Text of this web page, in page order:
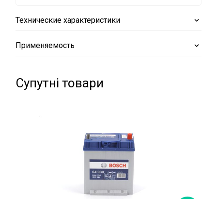
Технические характеристики
Применяемость
Супутні товари